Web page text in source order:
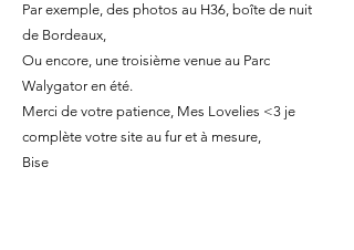
Par exemple, des photos au H36, boîte de nuit
de Bordeaux,
Ou encore, une troisième venue au Parc
Walygator en été.
Merci de votre patience, Mes Lovelies <3 je
complète votre site au fur et à mesure,
Bise